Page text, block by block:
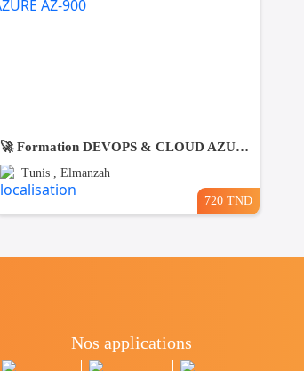
🚀 Formation DEVOPS & CLOUD AZURE AZ-900
Tunis , Elmanzah
720 TND
Nos applications